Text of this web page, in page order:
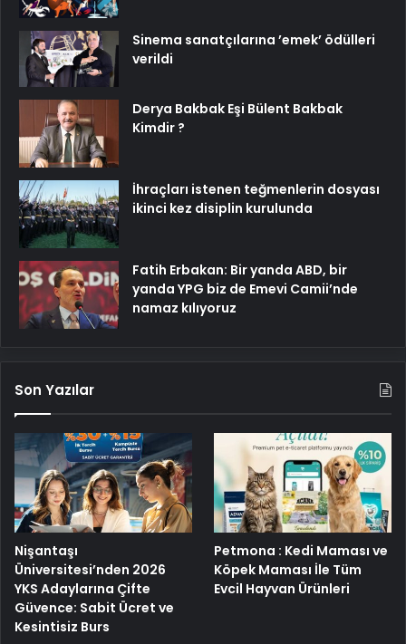
Sinema sanatçılarına ’emek’ ödülleri
verildi
Derya Bakbak Eşi Bülent Bakbak
Kimdir ?
İhraçları istenen teğmenlerin dosyası
ikinci kez disiplin kurulunda
Fatih Erbakan: Bir yanda ABD, bir
yanda YPG biz de Emevi Camii’nde
namaz kılıyoruz
Son Yazılar
Nişantaşı
Üniversitesi’nden 2026
YKS Adaylarına Çifte
Güvence: Sabit Ücret ve
Kesintisiz Burs
Petmona : Kedi Maması ve
Köpek Maması İle Tüm
Evcil Hayvan Ürünleri